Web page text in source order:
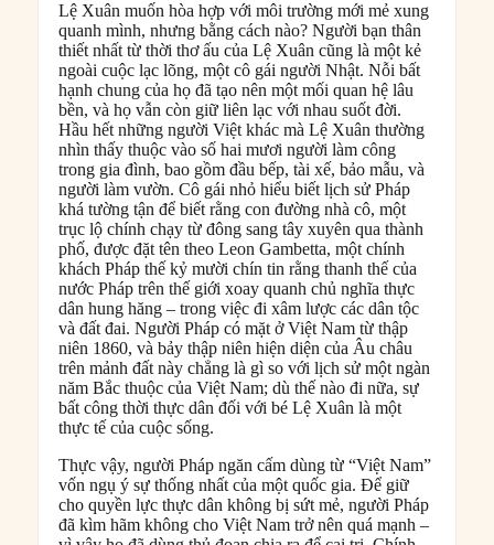
Lệ Xuân muốn hòa hợp với môi trường mới mẻ xung
quanh mình, nhưng bằng cách nào? Người bạn thân
thiết nhất từ thời thơ ấu của Lệ Xuân cũng là một kẻ
ngoài cuộc lạc lõng, một cô gái người Nhật. Nỗi bất
hạnh chung của họ đã tạo nên một mối quan hệ lâu
bền, và họ vẫn còn giữ liên lạc với nhau suốt đời.
Hầu hết những người Việt khác mà Lệ Xuân thường
nhìn thấy thuộc vào số hai mươi người làm công
trong gia đình, bao gồm đầu bếp, tài xế, bảo mẫu, và
người làm vườn. Cô gái nhỏ hiểu biết lịch sử Pháp
khá tường tận để biết rằng con đường nhà cô, một
trục lộ chính chạy từ đông sang tây xuyên qua thành
phố, được đặt tên theo Leon Gambetta, một chính
khách Pháp thế kỷ mười chín tin rằng thanh thế của
nước Pháp trên thế giới xoay quanh chủ nghĩa thực
dân hung hăng – trong việc đi xâm lược các dân tộc
và đất đai. Người Pháp có mặt ở Việt Nam từ thập
niên 1860, và bảy thập niên hiện diện của Âu châu
trên mảnh đất này chẳng là gì so với lịch sử một ngàn
năm Bắc thuộc của Việt Nam; dù thế nào đi nữa, sự
bất công thời thực dân đối với bé Lệ Xuân là một
thực tế của cuộc sống.
Thực vậy, người Pháp ngăn cấm dùng từ “Việt Nam”
vốn ngụ ý sự thống nhất của một quốc gia. Để giữ
cho quyền lực thực dân không bị sứt mẻ, người Pháp
đã kìm hãm không cho Việt Nam trở nên quá mạnh –